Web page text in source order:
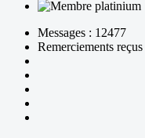
Messages : 12477
Remerciements